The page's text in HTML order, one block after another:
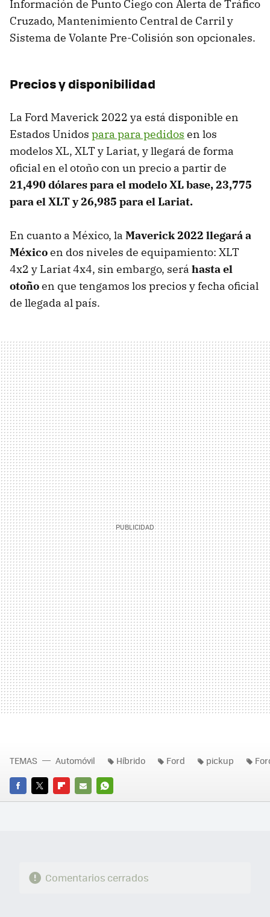
Información de Punto Ciego con Alerta de Tráfico
Cruzado, Mantenimiento Central de Carril y
Sistema de Volante Pre-Colisión son opcionales.
Precios y disponibilidad
La Ford Maverick 2022 ya está disponible en
Estados Unidos para para pedidos en los
modelos XL, XLT y Lariat, y llegará de forma
oficial en el otoño con un precio a partir de
21,490 dólares para el modelo XL base, 23,775
para el XLT y 26,985 para el Lariat.
En cuanto a México, la Maverick 2022 llegará a
Méxicoen dos niveles de equipamiento: XLT
4x2 y Lariat 4x4, sin embargo, será hasta el
otoñoen que tengamos los precios y fecha oficial
de llegada al país.
FACEBOOK
TWITTERFLIPBOARD
E-
WHATSAPP
TEMAS Automóvil Híbrido Ford pickup
Comentarios cerrados